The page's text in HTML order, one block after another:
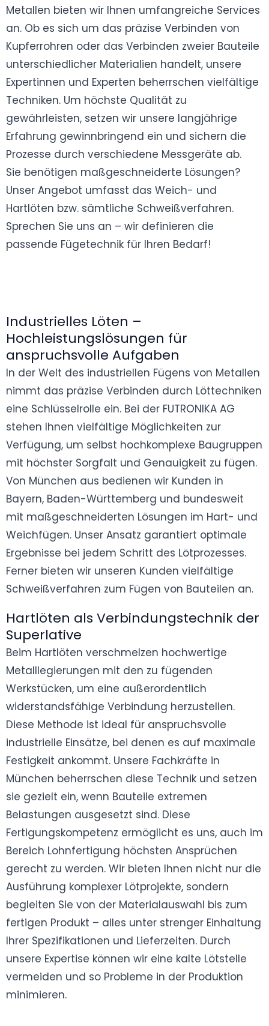
Metallen bieten wir Ihnen umfangreiche Services
an. Ob es sich um das präzise Verbinden von
Kupferrohren oder das Verbinden zweier Bauteile
unterschiedlicher Materialien handelt, unsere
Expertinnen und Experten beherrschen vielfältige
Techniken. Um höchste Qualität zu
gewährleisten, setzen wir unsere langjährige
Erfahrung gewinnbringend ein und sichern die
Prozesse durch verschiedene Messgeräte ab.
Sie benötigen maßgeschneiderte Lösungen?
Unser Angebot umfasst das Weich- und
Hartlöten bzw. sämtliche Schweißverfahren.
Sprechen Sie uns an – wir definieren die
passende Fügetechnik für Ihren Bedarf!
Industrielles Löten –
Hochleistungslösungen für
anspruchsvolle Aufgaben
In der Welt des industriellen Fügens von Metallen
nimmt das präzise Verbinden durch Löttechniken
eine Schlüsselrolle ein. Bei der FUTRONIKA AG
stehen Ihnen vielfältige Möglichkeiten zur
Verfügung, um selbst hochkomplexe Baugruppen
mit höchster Sorgfalt und Genauigkeit zu fügen.
Von München aus bedienen wir Kunden in
Bayern, Baden-Württemberg und bundesweit
mit maßgeschneiderten Lösungen im Hart- und
Weichfügen. Unser Ansatz garantiert optimale
Ergebnisse bei jedem Schritt des Lötprozesses.
Ferner bieten wir unseren Kunden vielfältige
Schweißverfahren zum Fügen von Bauteilen an.
Hartlöten als Verbindungstechnik der
Superlative
Beim Hartlöten verschmelzen hochwertige
Metalllegierungen mit den zu fügenden
Werkstücken, um eine außerordentlich
widerstandsfähige Verbindung herzustellen.
Diese Methode ist ideal für anspruchsvolle
industrielle Einsätze, bei denen es auf maximale
Festigkeit ankommt. Unsere Fachkräfte in
München beherrschen diese Technik und setzen
sie gezielt ein, wenn Bauteile extremen
Belastungen ausgesetzt sind. Diese
Fertigungskompetenz ermöglicht es uns, auch im
Bereich Lohnfertigung höchsten Ansprüchen
gerecht zu werden. Wir bieten Ihnen nicht nur die
Ausführung komplexer Lötprojekte, sondern
begleiten Sie von der Materialauswahl bis zum
fertigen Produkt – alles unter strenger Einhaltung
Ihrer Spezifikationen und Lieferzeiten. Durch
unsere Expertise können wir eine kalte Lötstelle
vermeiden und so Probleme in der Produktion
minimieren.